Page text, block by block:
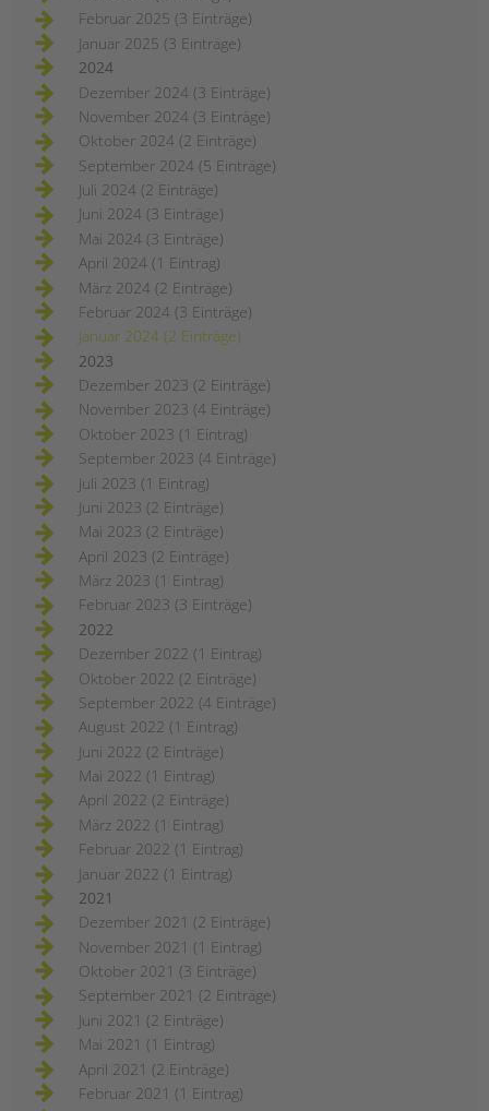
Februar 2025 (3 Einträge)
Januar 2025 (3 Einträge)
2024
Dezember 2024 (3 Einträge)
November 2024 (3 Einträge)
Oktober 2024 (2 Einträge)
September 2024 (5 Einträge)
Juli 2024 (2 Einträge)
Juni 2024 (3 Einträge)
Mai 2024 (3 Einträge)
April 2024 (1 Eintrag)
März 2024 (2 Einträge)
Februar 2024 (3 Einträge)
Januar 2024 (2 Einträge)
2023
Dezember 2023 (2 Einträge)
November 2023 (4 Einträge)
Oktober 2023 (1 Eintrag)
September 2023 (4 Einträge)
Juli 2023 (1 Eintrag)
Juni 2023 (2 Einträge)
Mai 2023 (2 Einträge)
April 2023 (2 Einträge)
März 2023 (1 Eintrag)
Februar 2023 (3 Einträge)
2022
Dezember 2022 (1 Eintrag)
Oktober 2022 (2 Einträge)
September 2022 (4 Einträge)
August 2022 (1 Eintrag)
Juni 2022 (2 Einträge)
Mai 2022 (1 Eintrag)
April 2022 (2 Einträge)
März 2022 (1 Eintrag)
Februar 2022 (1 Eintrag)
Januar 2022 (1 Eintrag)
2021
Dezember 2021 (2 Einträge)
November 2021 (1 Eintrag)
Oktober 2021 (3 Einträge)
September 2021 (2 Einträge)
Juni 2021 (2 Einträge)
Mai 2021 (1 Eintrag)
April 2021 (2 Einträge)
Februar 2021 (1 Eintrag)